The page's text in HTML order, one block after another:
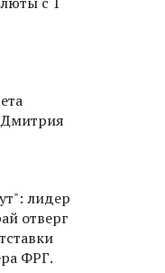
Дмитрия
лидер
отверг
ФРГ.